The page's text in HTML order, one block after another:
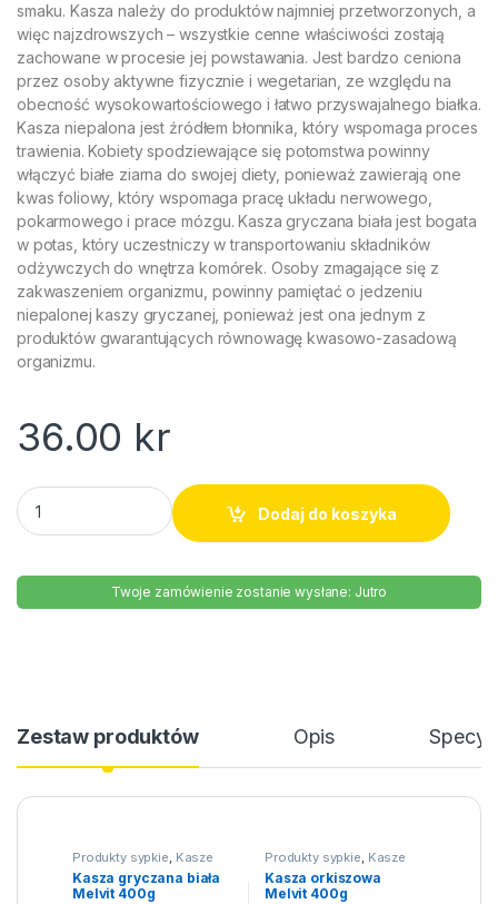
smaku. Kasza należy do produktów najmniej przetworzonych, a
więc najzdrowszych – wszystkie cenne właściwości zostają
zachowane w procesie jej powstawania. Jest bardzo ceniona
przez osoby aktywne fizycznie i wegetarian, ze względu na
obecność wysokowartościowego i łatwo przyswajalnego białka.
Kasza niepalona jest źródłem błonnika, który wspomaga proces
trawienia. Kobiety spodziewające się potomstwa powinny
włączyć białe ziarna do swojej diety, ponieważ zawierają one
kwas foliowy, który wspomaga pracę układu nerwowego,
pokarmowego i prace mózgu. Kasza gryczana biała jest bogata
w potas, który uczestniczy w transportowaniu składników
odżywczych do wnętrza komórek. Osoby zmagające się z
zakwaszeniem organizmu, powinny pamiętać o jedzeniu
niepalonej kaszy gryczanej, ponieważ jest ona jednym z
produktów gwarantujących równowagę kwasowo-zasadową
organizmu.
36.00 kr
Kasza gryczana biała Melvit 400g quantity
Dodaj do koszyka
Twoje zamówienie zostanie wysłane: Jutro
Zestaw produktów Opis
Produkty sypkie, Kasze
Kasza gryczana biała
Melvit 400g
Produkty sypkie, Kasze
Kasza orkiszowa
Melvit 400g